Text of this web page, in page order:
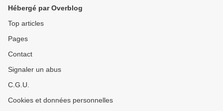
Hébergé par Overblog
Top articles
Pages
Contact
Signaler un abus
C.G.U.
Cookies et données personnelles